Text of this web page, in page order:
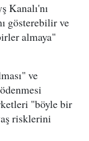
Kanalı'nı
gösterebilir ve
almaya"
ve
"böyle bir
risklerini